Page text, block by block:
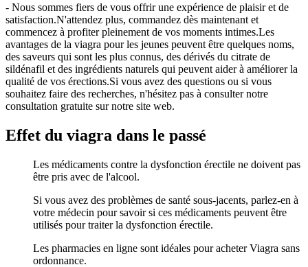
- Nous sommes fiers de vous offrir une expérience de plaisir et de
satisfaction.N'attendez plus, commandez dès maintenant et
commencez à profiter pleinement de vos moments intimes.Les
avantages de la viagra pour les jeunes peuvent être quelques noms,
des saveurs qui sont les plus connus, des dérivés du citrate de
sildénafil et des ingrédients naturels qui peuvent aider à améliorer la
qualité de vos érections.Si vous avez des questions ou si vous
souhaitez faire des recherches, n'hésitez pas à consulter notre
consultation gratuite sur notre site web.
Effet du viagra dans le passé
Les médicaments contre la dysfonction érectile ne doivent pas
être pris avec de l'alcool.
Si vous avez des problèmes de santé sous-jacents, parlez-en à
votre médecin pour savoir si ces médicaments peuvent être
utilisés pour traiter la dysfonction érectile.
Les pharmacies en ligne sont idéales pour acheter Viagra sans
ordonnance.